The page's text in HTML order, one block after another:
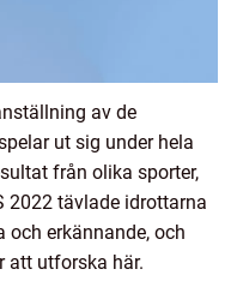
av de
ut sig under hela
från olika sporter,
2022 tävlade idrottarna
och erkännande, och
att utforska här.